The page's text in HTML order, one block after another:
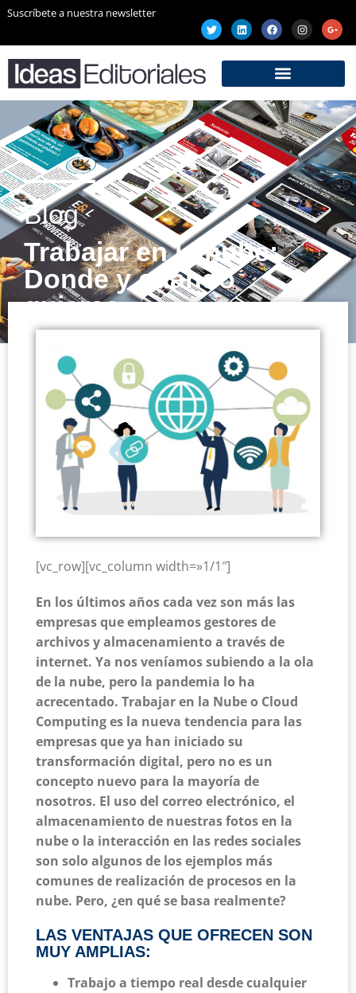
Suscríbete a nuestra newsletter
Blog
Trabajar en la nube:
Donde y cuando
quieras
[vc_row][vc_column width=»1/1″]
En los últimos años cada vez son más las
empresas que empleamos gestores de
archivos y almacenamiento a través de
internet. Ya nos veníamos subiendo a la ola
de la nube, pero la pandemia lo ha
acrecentado. Trabajar en la Nube o Cloud
Computing es la nueva tendencia para las
empresas que ya han iniciado su
transformación digital, pero no es un
concepto nuevo para la mayoría de
nosotros. El uso del correo electrónico, el
almacenamiento de nuestras fotos en la
nube o la interacción en las redes sociales
son solo algunos de los ejemplos más
comunes de realización de procesos en la
nube. Pero, ¿en qué se basa realmente?
LAS VENTAJAS QUE OFRECEN SON
MUY AMPLIAS:
Trabajo a tiempo real desde cualquier